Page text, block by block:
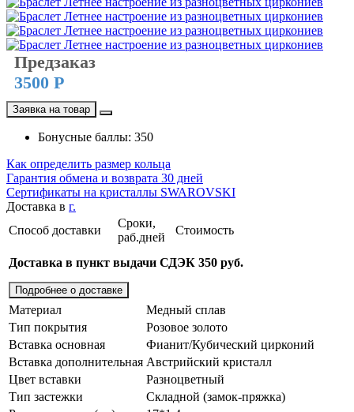
Предзаказ
3500 Р
Заявка на товар
Бонусные баллы: 350
Как определить размер кольца
Гарантия обмена и возврата 30 дней
Сертификаты на кристаллы SWAROVSKI
Доставка в г.
Способ доставки
Сроки,
раб.дней
Стоимость
Доставка в пункт выдачи СДЭК 350 руб.
Подробнее о доставке
Материал
Медный сплав
Тип покрытия
Розовое золото
Вставка основная
Фианит/Кубический цирконий
Вставка дополнительная Австрийский кристалл
Цвет вставки
Разноцветный
Тип застежки
Складной (замок-пряжка)